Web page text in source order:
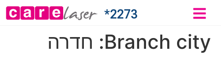
2273*
Branch city: חדרה